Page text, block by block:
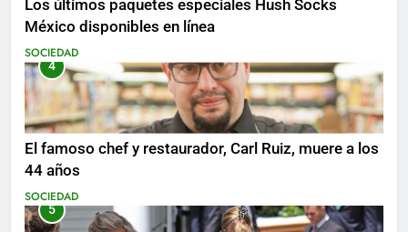
Los últimos paquetes especiales Hush Socks
México disponibles en línea
SOCIEDAD
4
El famoso chef y restaurador, Carl Ruiz, muere a los
44 años
SOCIEDAD
5